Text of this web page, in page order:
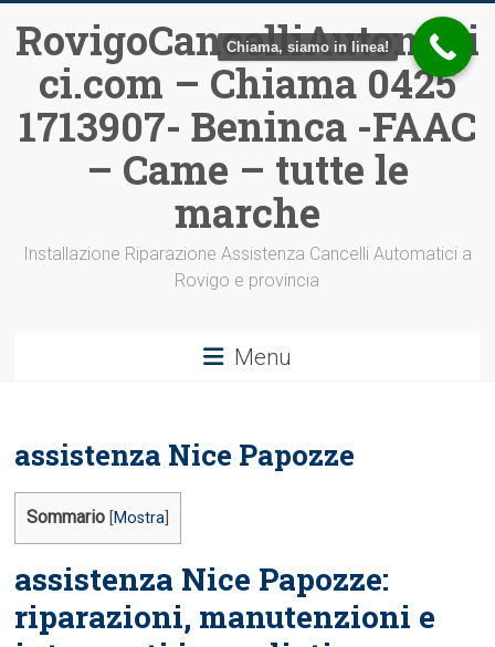
contenuto
RovigoCancelliAutomati
ci.com – Chiama 0425
1713907- Beninca -FAAC
– Came – tutte le
marche
Installazione Riparazione Assistenza Cancelli Automatici a
Rovigo e provincia
Menu
assistenza Nice Papozze
Sommario Mostra
assistenza Nice Papozze:
riparazioni, manutenzioni e
Chiama, siamo in linea!